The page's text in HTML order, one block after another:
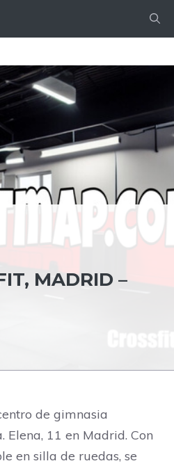
MADRID –
de gimnasia
Elena, 11 en Madrid. Con
en silla de ruedas, se